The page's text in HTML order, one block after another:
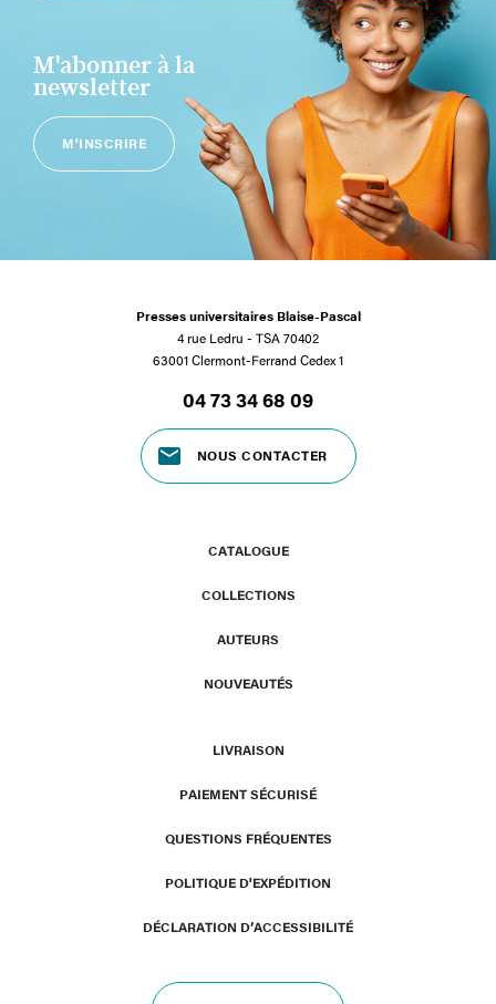
M'abonner à la
newsletter
M'INSCRIRE
Presses universitaires Blaise-Pascal
4 rue Ledru - TSA 70402
63001 Clermont-Ferrand Cedex 1
04 73 34 68 09
NOUS CONTACTER
CATALOGUE
COLLECTIONS
AUTEURS
NOUVEAUTÉS
LIVRAISON
PAIEMENT SÉCURISÉ
QUESTIONS FRÉQUENTES
POLITIQUE D'EXPÉDITION
DÉCLARATION D’ACCESSIBILITÉ